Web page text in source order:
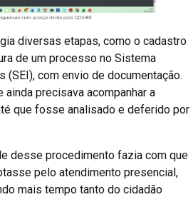
diversas etapas, como o cadastro
de um processo no Sistema
(SEI), com envio de documentação.
precisava acompanhar a
que fosse analisado e deferido por
desse procedimento fazia com que
pelo atendimento presencial,
mais tempo tanto do cidadão